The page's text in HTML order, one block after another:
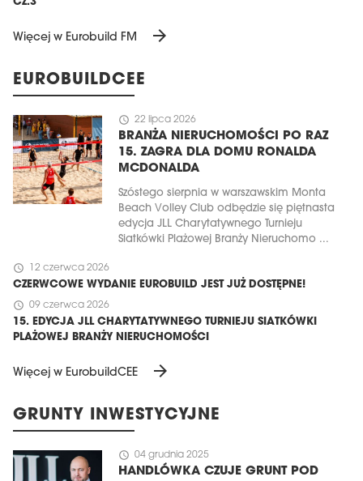
CZ.3
Więcej w Eurobuild FM arrow_forward
EUROBUILDCEE
schedule 22 lipca 2026
BRANŻA NIERUCHOMOŚCI PO RAZ
15. ZAGRA DLA DOMU RONALDA
MCDONALDA
Szóstego sierpnia w warszawskim Monta
Beach Volley Club odbędzie się piętnasta
edycja JLL Charytatywnego Turnieju
Siatkówki Plażowej Branży Nieruchomo ...
schedule 12 czerwca 2026
CZERWCOWE WYDANIE EUROBUILD JEST JUŻ DOSTĘPNE!
schedule 09 czerwca 2026
15. EDYCJA JLL CHARYTATYWNEGO TURNIEJU SIATKÓWKI
PLAŻOWEJ BRANŻY NIERUCHOMOŚCI
Więcej w EurobuildCEE arrow_forward
GRUNTY INWESTYCYJNE
schedule 04 grudnia 2025
HANDLÓWKA CZUJE GRUNT POD